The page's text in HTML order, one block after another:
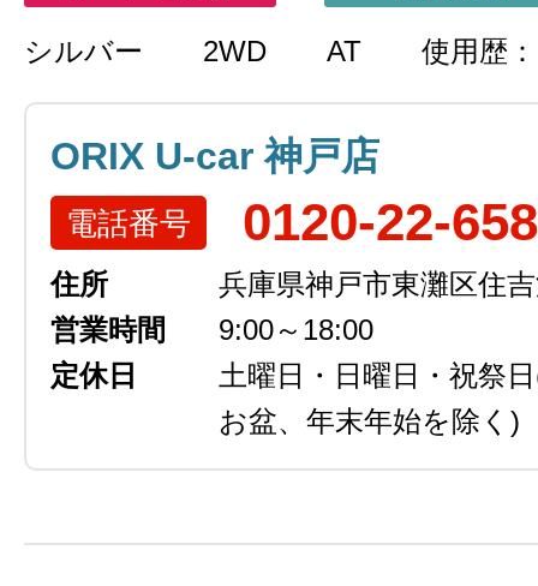
シルバー 2WD AT 使用歴
ORIX U-car 神戸店
電話番号 0120-22-
住所
兵庫県神戸市東灘区住
営業時間
9:00～18:00
定休日
土曜日・日曜日・祝祭日
お盆、年末年始を除く)